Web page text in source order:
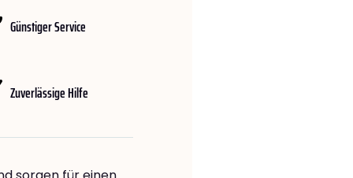
Günstiger Service
Zuverlässige Hilfe